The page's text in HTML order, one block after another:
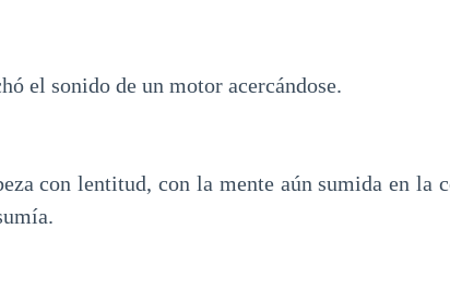
el sonido de un motor acercándose.
con lentitud, con la mente aún sumida en la